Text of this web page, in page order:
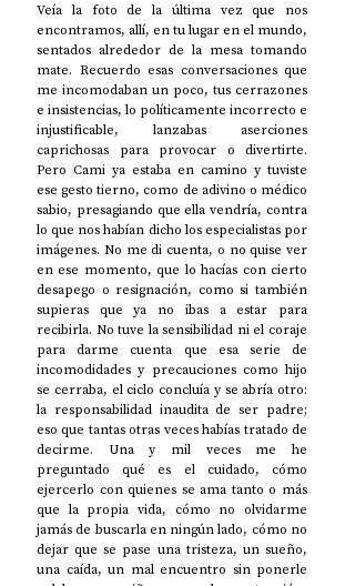
Veía la foto de la última vez que nos
encontramos, allí, en tu lugar en el mundo,
sentados alrededor de la mesa tomando
mate. Recuerdo esas conversaciones que
me incomodaban un poco, tus cerrazones
e insistencias, lo políticamente incorrecto e
injustificable, lanzabas aserciones
caprichosas para provocar o divertirte.
Pero Cami ya estaba en camino y tuviste
ese gesto tierno, como de adivino o médico
sabio, presagiando que ella vendría, contra
lo que nos habían dicho los especialistas por
imágenes. No me di cuenta, o no quise ver
en ese momento, que lo hacías con cierto
desapego o resignación, como si también
supieras que ya no ibas a estar para
recibirla. No tuve la sensibilidad ni el coraje
para darme cuenta que esa serie de
incomodidades y precauciones como hijo
se cerraba, el ciclo concluía y se abría otro:
la responsabilidad inaudita de ser padre;
eso que tantas otras veces habías tratado de
decirme. Una y mil veces me he
preguntado qué es el cuidado, cómo
ejercerlo con quienes se ama tanto o más
que la propia vida, cómo no olvidarme
jamás de buscarla en ningún lado, cómo no
dejar que se pase una tristeza, un sueño,
una caída, un mal encuentro sin ponerle